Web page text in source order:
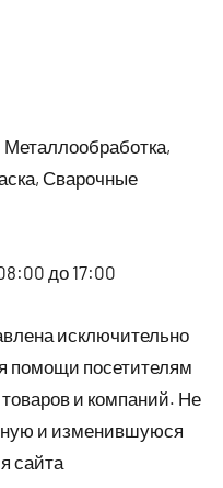
Сварочные
до 17:00
исключительно
помощи посетителям
и компаний. Не
и изменившуюся
сайта